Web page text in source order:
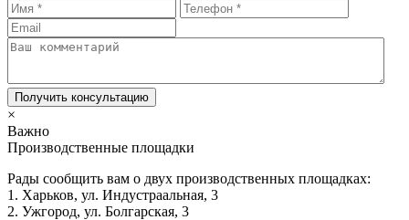
Получить консультацию
×
Важно
Производственные площадки
Рады сообщить вам о двух производственных площадках:
1. Харьков, ул. Индустраальная, 3
2. Ужгород, ул. Болгарская, 3